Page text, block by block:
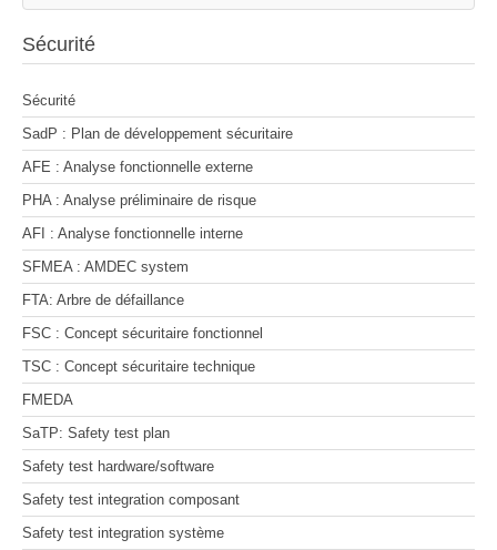
Sécurité
Sécurité
SadP : Plan de développement sécuritaire
AFE : Analyse fonctionnelle externe
PHA : Analyse préliminaire de risque
AFI : Analyse fonctionnelle interne
SFMEA : AMDEC system
FTA: Arbre de défaillance
FSC : Concept sécuritaire fonctionnel
TSC : Concept sécuritaire technique
FMEDA
SaTP: Safety test plan
Safety test hardware/software
Safety test integration composant
Safety test integration système